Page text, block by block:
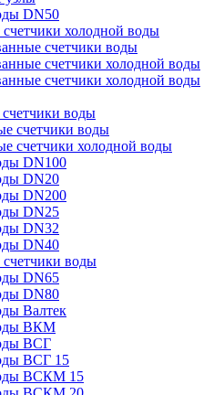
DN50
холодной воды
счетчики воды
счетчики холодной воды
счетчики холодной воды
воды
счетчики воды
счетчики холодной воды
DN100
DN20
DN200
DN25
DN32
DN40
воды
DN65
DN80
Валтек
ВКМ
ВСГ
ВСГ 15
ВСКМ 15